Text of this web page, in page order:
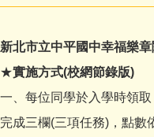
新北市立中平國中幸福樂
★實施方式(校網節錄版)
一、每位同學於入學時領
完成三欄(三項任務)，點數